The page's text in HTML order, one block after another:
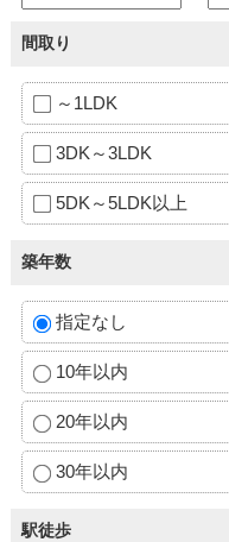
間取り
～1LDK
3DK～3LDK
5DK～5LDK以上
築年数
指定なし
10年以内
20年以内
30年以内
駅徒歩